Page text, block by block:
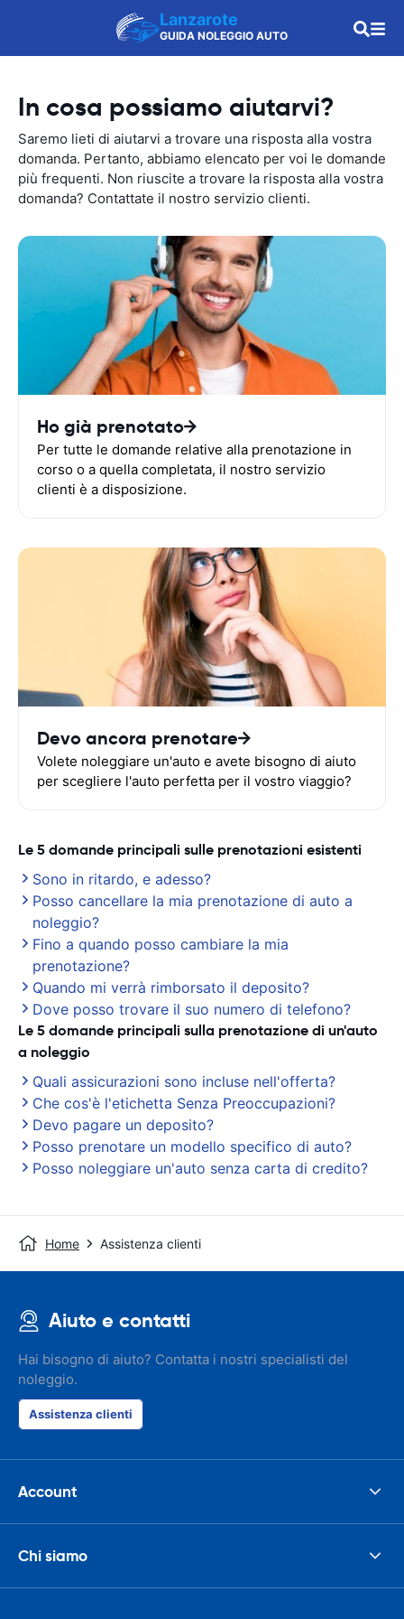
Lanzarote
GUIDA NOLEGGIO AUTO
In cosa possiamo aiutarvi?
Saremo lieti di aiutarvi a trovare una risposta alla vostra
domanda. Pertanto, abbiamo elencato per voi le domande
più frequenti. Non riuscite a trovare la risposta alla vostra
domanda? Contattate il nostro servizio clienti.
Ho già prenotato
Per tutte le domande relative alla prenotazione in
corso o a quella completata, il nostro servizio
clienti è a disposizione.
Devo ancora prenotare
Volete noleggiare un'auto e avete bisogno di aiuto
per scegliere l'auto perfetta per il vostro viaggio?
Le 5 domande principali sulle prenotazioni esistenti
Sono in ritardo, e adesso?
Posso cancellare la mia prenotazione di auto a
noleggio?
Fino a quando posso cambiare la mia
prenotazione?
Quando mi verrà rimborsato il deposito?
Dove posso trovare il suo numero di telefono?
Le 5 domande principali sulla prenotazione di un'auto
a noleggio
Quali assicurazioni sono incluse nell'offerta?
Che cos'è l'etichetta Senza Preoccupazioni?
Devo pagare un deposito?
Posso prenotare un modello specifico di auto?
Posso noleggiare un'auto senza carta di credito?
Home Assistenza clienti
Aiuto e contatti
Hai bisogno di aiuto? Contatta i nostri specialisti del
noleggio.
Assistenza clienti
Account
Chi siamo